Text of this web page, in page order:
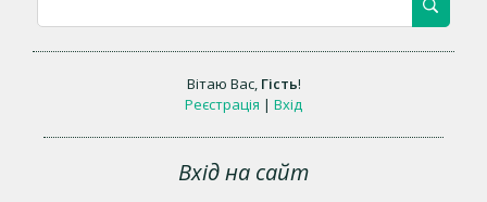
Вітаю Вас, Гість!
Реєстрація | Вхід
Вхід на сайт